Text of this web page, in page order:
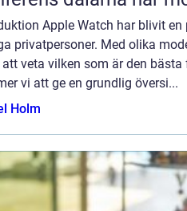
Apple Watch har blivit
privatpersoner. Med olika
veta vilken som är den bästa
vi att ge en grundlig översi...
Holm